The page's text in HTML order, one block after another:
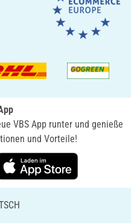
VBS App runter und genieße
und Vorteile!